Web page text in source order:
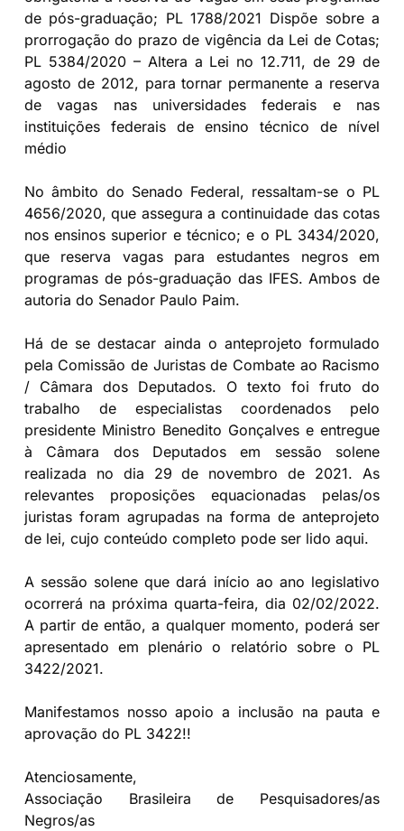
de pós-graduação; PL 1788/2021 Dispõe sobre a
prorrogação do prazo de vigência da Lei de Cotas;
PL 5384/2020 – Altera a Lei no 12.711, de 29 de
agosto de 2012, para tornar permanente a reserva
de vagas nas universidades federais e nas
instituições federais de ensino técnico de nível
médio
No âmbito do Senado Federal, ressaltam-se o PL
4656/2020, que assegura a continuidade das cotas
nos ensinos superior e técnico; e o PL 3434/2020,
que reserva vagas para estudantes negros em
programas de pós-graduação das IFES. Ambos de
autoria do Senador Paulo Paim.
Há de se destacar ainda o anteprojeto formulado
pela Comissão de Juristas de Combate ao Racismo
/ Câmara dos Deputados. O texto foi fruto do
trabalho de especialistas coordenados pelo
presidente Ministro Benedito Gonçalves e entregue
à Câmara dos Deputados em sessão solene
realizada no dia 29 de novembro de 2021. As
relevantes proposições equacionadas pelas/os
juristas foram agrupadas na forma de anteprojeto
de lei, cujo conteúdo completo pode ser lido aqui.
A sessão solene que dará início ao ano legislativo
ocorrerá na próxima quarta-feira, dia 02/02/2022.
A partir de então, a qualquer momento, poderá ser
apresentado em plenário o relatório sobre o PL
3422/2021.
Manifestamos nosso apoio a inclusão na pauta e
aprovação do PL 3422!!
Atenciosamente,
Associação Brasileira de Pesquisadores/as
Negros/as